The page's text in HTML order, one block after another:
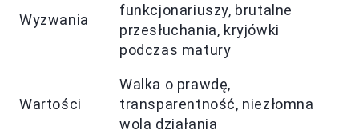
Wyzwania
funkcjonariuszy, brutalne
przesłuchania, kryjówki
podczas matury
Wartości
Walka o prawdę,
transparentność, niezłomna
wola działania